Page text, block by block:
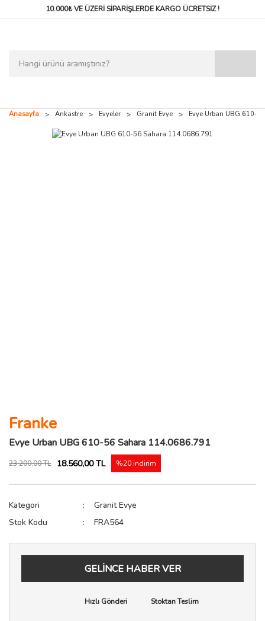
10.000₺ VE ÜZERİ SİPARİŞLERDEKARGO ÜCRETSİZ !
Anasayfa Ankastre Evyeler Granit Evye Evye Urban UBG 610-
Franke
Evye Urban UBG 610-56 Sahara 114.0686.791
23.200,00 TL 18.560,00 TL %20 indirim
Kategori
Granit Evye
Stok Kodu
FRA564
GELİNCE HABER VER
Hızlı Gönderi Stoktan Teslim